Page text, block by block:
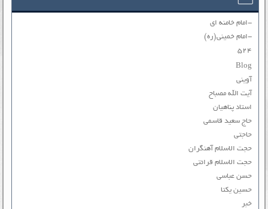
-امام خامنه ای
-امام خمینی(ره)
۵۲۴
Blog
آوینی
آیت الله مصباح
استاد پناهیان
حاج سعید قاسمی
حاجتی
حجت الاسلام آهنگران
حجت الاسلام قرائتی
حسن عباسی
حسین یکتا
خبر